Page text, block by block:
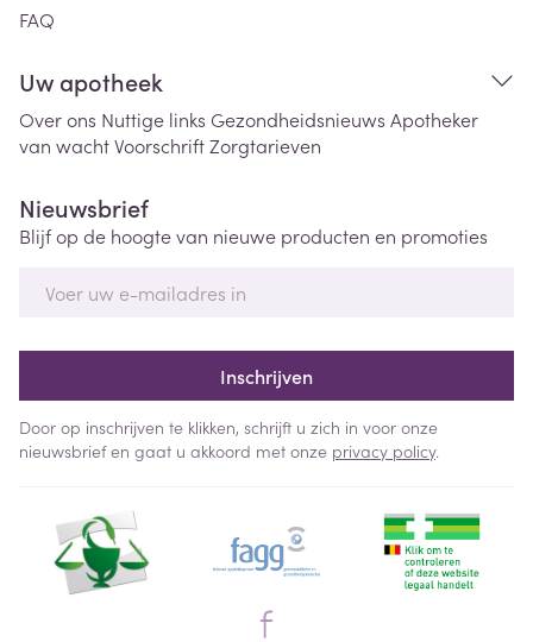
FAQ
Uw apotheek
Over ons Nuttige links Gezondheidsnieuws Apotheker
van wachtVoorschriftZorgtarieven
Nieuwsbrief
Blijf op de hoogte van nieuwe producten en promoties
Inschrijven
Door op inschrijven te klikken, schrijft u zich in voor onze
nieuwsbrief en gaat u akkoord met onze privacy policy.